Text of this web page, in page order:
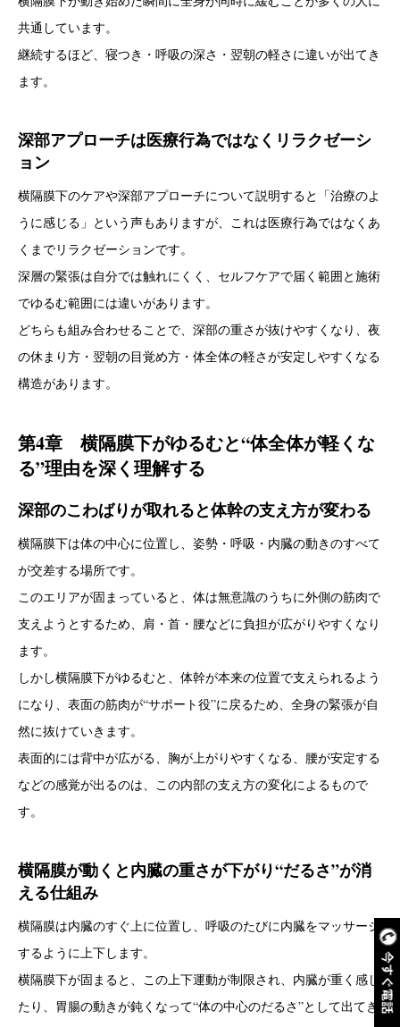
今すぐ電話
共通しています。
継続するほど、寝つき・呼吸の深さ・翌朝の軽さに違いが出てき
ます。
深部アプローチは医療行為ではなくリラクゼーシ
ョン
横隔膜下のケアや深部アプローチについて説明すると「治療のよ
うに感じる」という声もありますが、これは医療行為ではなくあ
くまでリラクゼーションです。
深層の緊張は自分では触れにくく、セルフケアで届く範囲と施術
でゆるむ範囲には違いがあります。
どちらも組み合わせることで、深部の重さが抜けやすくなり、夜
の休まり方・翌朝の目覚め方・体全体の軽さが安定しやすくなる
構造があります。
第4章 横隔膜下がゆるむと“体全体が軽くな
る”理由を深く理解する
深部のこわばりが取れると体幹の支え方が変わる
横隔膜下は体の中心に位置し、姿勢・呼吸・内臓の動きのすべて
が交差する場所です。
このエリアが固まっていると、体は無意識のうちに外側の筋肉で
支えようとするため、肩・首・腰などに負担が広がりやすくなり
ます。
しかし横隔膜下がゆるむと、体幹が本来の位置で支えられるよう
になり、表面の筋肉が“サポート役”に戻るため、全身の緊張が自
然に抜けていきます。
表面的には背中が広がる、胸が上がりやすくなる、腰が安定する
などの感覚が出るのは、この内部の支え方の変化によるもので
す。
横隔膜が動くと内臓の重さが下がり“だるさ”が消
える仕組み
横隔膜は内臓のすぐ上に位置し、呼吸のたびに内臓をマッサージ
するように上下します。
横隔膜下が固まると、この上下運動が制限され、内臓が重く感じ
たり、胃腸の動きが鈍くなって“体の中心のだるさ”として出てき